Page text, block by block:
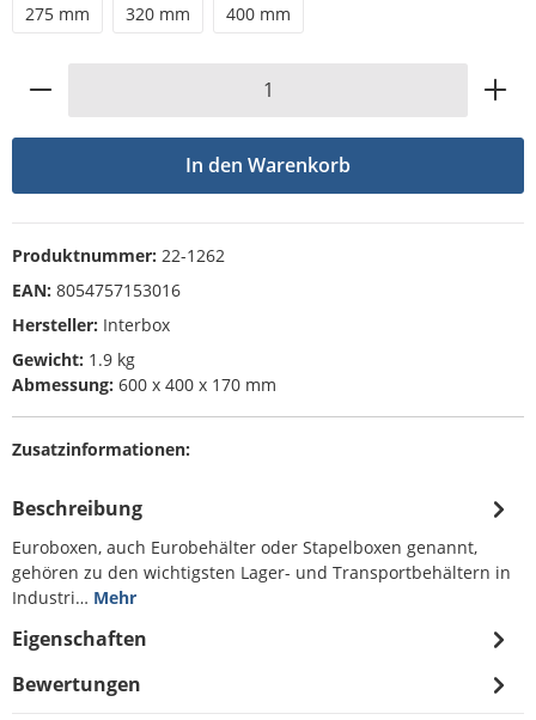
275 mm 320 mm 400 mm
Produkt Anzahl: Gib den gewünschten
In den Warenkorb
Produktnummer: 22-1262
EAN: 8054757153016
Hersteller: Interbox
Gewicht: 1.9 kg
Abmessung: 600 x 400 x 170 mm
Zusatzinformationen:
Beschreibung
Euroboxen, auch Eurobehälter oder Stapelboxen genannt,
gehören zu den wichtigsten Lager- und Transportbehältern in
Industri… Mehr
Eigenschaften
Bewertungen